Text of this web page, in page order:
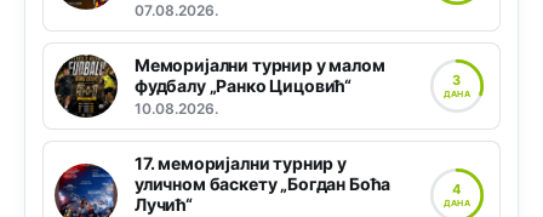
07.08.2026.
Меморијални турнир у малом
фудбалу „Ранко Цицовић“
10.08.2026.
3
ДАНА
17. меморијални турнир у
уличном баскету „Богдан Боћа
Лучић“
4
ДАНА